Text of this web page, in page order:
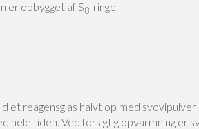
er opbygget af S8-ringe.
et reagensglas halvt op med
hele tiden. Ved forsigtig opvarmning er